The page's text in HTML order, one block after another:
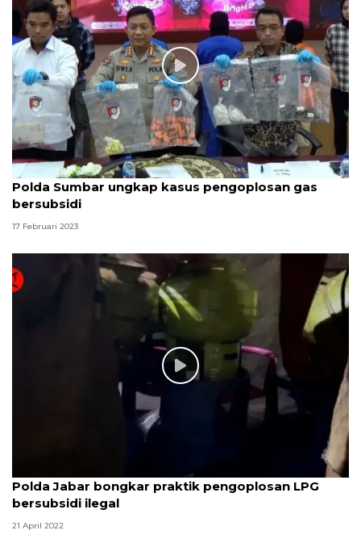
Polda Sumbar ungkap kasus pengoplosan gas
bersubsidi
17 Februari 2023
Polda Jabar bongkar praktik pengoplosan LPG
bersubsidi ilegal
21 April 2022